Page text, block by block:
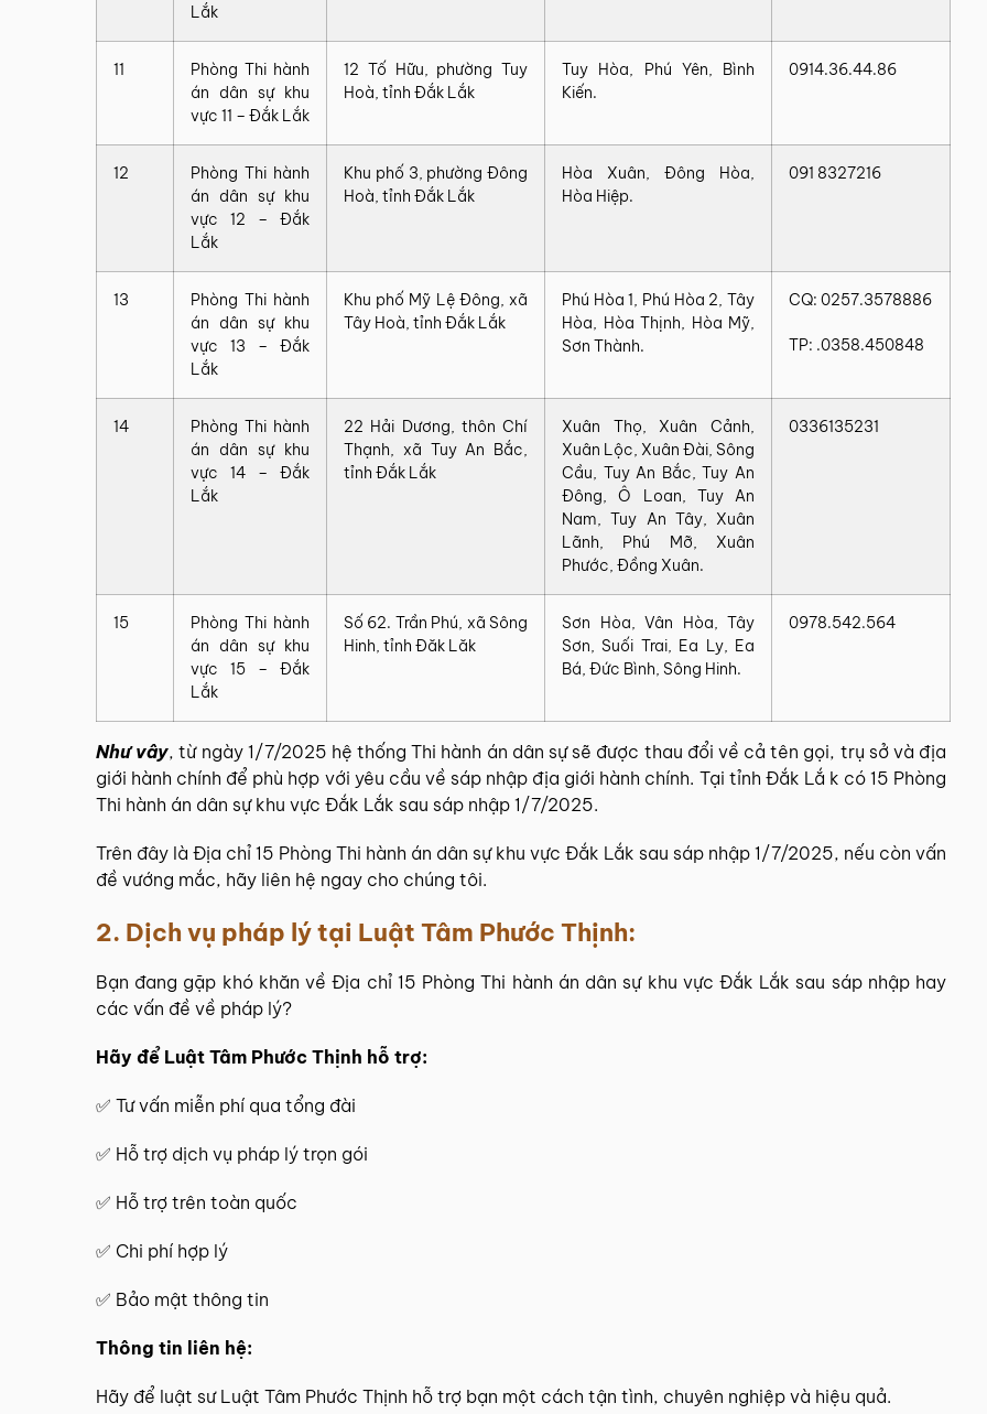
Lắk
11
Phòng Thi hành
án dân sự khu
vực 11 – Đắk Lắk
12 Tố Hữu, phường Tuy
Hoà, tỉnh Đắk Lắk
Tuy Hòa, Phú Yên, Bình
Kiến.
0914.36.44.86
12
Phòng Thi hành
án dân sự khu
vực 12 – Đắk
Lắk
Khu phố 3, phường Đông
Hoà, tỉnh Đắk Lắk
Hòa Xuân, Đông Hòa,
Hòa Hiệp.
091 8327216
13
Phòng Thi hành
án dân sự khu
vực 13 – Đắk
Lắk
Khu phố Mỹ Lệ Đông, xã
Tây Hoà, tỉnh Đắk Lắk
Phú Hòa 1, Phú Hòa 2, Tây
Hòa, Hòa Thịnh, Hòa Mỹ,
Sơn Thành.
CQ: 0257.3578886
TP: .0358.450848
14
Phòng Thi hành
án dân sự khu
vực 14 – Đắk
Lắk
22 Hải Dương, thôn Chí
Thạnh, xã Tuy An Bắc,
tỉnh Đắk Lắk
Xuân Thọ, Xuân Cảnh,
Xuân Lộc, Xuân Đài, Sông
Cầu, Tuy An Bắc, Tuy An
Đông, Ô Loan, Tuy An
Nam, Tuy An Tây, Xuân
Lãnh, Phú Mỡ, Xuân
Phước, Đồng Xuân.
0336135231
15
Phòng Thi hành
án dân sự khu
vực 15 – Đắk
Lắk
Số 62. Trần Phú, xã Sông
Hinh, tỉnh Đăk Lăk
Sơn Hòa, Vân Hòa, Tây
Sơn, Suối Trai, Ea Ly, Ea
Bá, Đức Bình, Sông Hinh.
0978.542.564
Như vây, từ ngày 1/7/2025 hệ thốngThi hành án dân sựsẽ được thau đổi về cả tên gọi, trụ sở và địa
giới hành chính để phù hợp với yêu cầu về sáp nhập địa giới hành chính. Tại tỉnh Đắk Lắ k có 15 Phòng
Thi hành án dân sự khu vực Đắk Lắk sau sáp nhập 1/7/2025.
Trên đây là Địa chỉ 15 Phòng Thi hành án dân sự khu vực Đắk Lắk sau sáp nhập 1/7/2025, nếu còn vấn
đề vướng mắc, hãy liên hệ ngay cho chúng tôi.
2. Dịch vụ pháp lý tại Luật Tâm Phước Thịnh:
Bạn đang gặp khó khăn về Địa chỉ 15 Phòng Thi hành án dân sự khu vực Đắk Lắk sau sáp nhập hay
các vấn đề về pháp lý?
Hãy để Luật Tâm Phước Thịnh hỗ trợ:
✅ Tư vấn miễn phí qua tổng đài
✅ Hỗ trợ dịch vụ pháp lý trọn gói
✅ Hỗ trợ trên toàn quốc
✅ Chi phí hợp lý
✅ Bảo mật thông tin
Thông tin liên hệ:
Hãy để luật sư Luật Tâm Phước Thịnh hỗ trợ bạn một cách tận tình, chuyên nghiệp và hiệu quả.